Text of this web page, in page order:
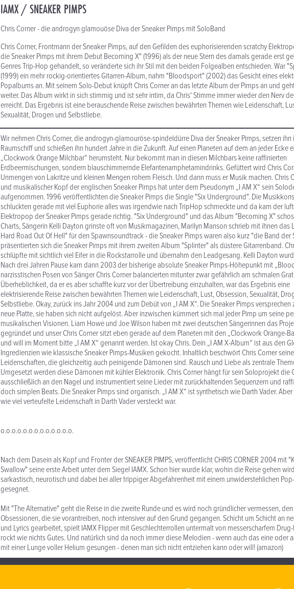
IAMX / SNEAKER PIMPS
Chris Corner - die androgyn glamouöse Diva der Sneaker Pimps mit SoloBand
Chris Corner, Frontmann der Sneaker Pimps, auf den Gefilden des euphorisierenden scratchy
die Sneaker Pimps mit ihrem Debut Becoming X" (1996) als der neue Stern des damals gerade erst
Genres Trip-Hop gehandelt, so veränderte sich ihr Stil mit den beiden Folgealben entschieden. War
(1999) ein mehr rockig-orientiertes Gitarren-Album, nahm "Bloodsport" (2002) das Gesicht eines
Popalbums an. Mit seinem Solo-Debut knüpft Chris Corner an das letzte Album der Pimps an und
weiter. Das Album wirkt in sich stimmig und ist sehr intim, da Chris' Stimme immer wieder den Nerv
erreicht. Das Ergebnis ist eine berauschende Reise zwischen bewährten Themen wie Leidenschaft,
Sexualität, Drogen und Selbstliebe.
Wir nehmen Chris Corner, die androgyn-glamouröse-spindeldürre Diva der Sneaker Pimps, setzen ihn
Raumschiff und schießen ihn hundert Jahre in die Zukunft. Auf einen Planeten auf dem an jeder Ecke
„Clockwork Orange Milchbar“ herumsteht. Nur bekommt man in diesen Milchbars keine raffinierten
Erdbeermischungen, sondern blauschimmernde Elefantenamphetamindrinks. Gefüttert wird Chris
Unmengen von Lakritze und kleinen Mengen rohem Fleisch. Und dann muss er Musik machen. Chris
und musikalischer Kopf der englischen Sneaker Pimps hat unter dem Pseudonym „I AM X“ sein
aufgenommen. 1996 veröffentlichten die Sneaker Pimps die Single "Six Underground". Die
schluckten gerade mit viel Euphorie alles was irgendwie nach TripHop schmeckte und da kam der
Elektropop der Sneaker Pimps gerade richtig. "Six Underground" und das Album "Becoming X"
Charts, Sängerin Kelli Dayton grinste oft von Musikmagazinen, Marilyn Manson schrieb mit ihnen das
Hard Road Out Of Hell" für den Spawnsoundtrack - die Sneaker Pimps waren also kurz "die Band der
präsentierten sich die Sneaker Pimps mit ihrem zweiten Album "Splinter" als düstere Gitarrenband.
schlüpfte mit sichtlich viel Eifer in die Rockstarrolle und übernahm den Leadgesang. Kelli Dayton
Nach drei Jahren Pause kam dann 2003 der bisherige absolute Sneaker Pimps-Höhepunkt mit
narzisstischen Posen von Sänger Chris Corner balancierten mitunter zwar gefährlich am schmalen
Überheblichkeit, da er es aber schaffte kurz vor der Übertreibung einzuhalten, war das Ergebnis eine
elektrisierende Reise zwischen bewährten Themen wie Leidenschaft, Lust, Obsession, Sexualität,
Selbstliebe. Okay, zurück ins Jahr 2004 und zum Debüt von „I AM X“. Die Sneaker Pimps versprechen
neue Platte, sie haben sich nicht aufgelöst. Aber inzwischen kümmert sich mal jeder Pimp um seine
musikalischen Visionen. Liam Howe und Joe Wilson haben mit zwei deutschen Sängerinnen das
gegründet und unser Chris Corner sitzt eben gerade auf dem Planeten mit den „Clockwork Orange-
und will im Moment bitte „I AM X“ genannt werden. Ist okay Chris. Dein „I AM X-Album“ ist aus den
Ingredienzien wie klassische Sneaker Pimps-Musiken gekocht. Inhaltlich beschwört Chris Corner
Leidenschaften, die gleichzeitig auch peinigende Dämonen sind. Rausch und Liebe als zentrale
Umgesetzt werden diese Dämonen mit kühler Elektronik. Chris Corner hängt für sein Soloprojekt die
ausschließlich an den Nagel und instrumentiert seine Lieder mit zurückhaltenden Sequenzern und
doch simplen Beats. Die Sneaker Pimps sind organisch. „I AM X“ ist synthetisch wie Darth Vader.
wie viel verteufelte Leidenschaft in Darth Vader versteckt war.
o.o.o.o.o.o.o.o.o.o.o.o.o.
Nach dem Dasein als Kopf und Fronter der SNEAKER PIMPS, veröffentlicht CHRIS CORNER 2004 mit
Swallow" seine erste Arbeit unter dem Siegel IAMX. Schon hier wurde klar, wohin die Reise gehen
sarkastisch, neurotisch und dabei bei aller trippiger Abgefahrenheit mit einem unwiderstehlichen
gesegnet.
Mit "The Alternative" geht die Reise in die zweite Runde und es wird noch gründlicher vermessen, den
Obsessionen, die sie vorantreiben, noch intensiver auf den Grund gegangen. Schicht um Schicht an
und Lyrics gearbeitet, spielt IAMX Flipper mit Geschlechterrollen untermalt von messerscharfem
rockt wie nichts Gutes. Und natürlich sind da noch immer diese Melodien - wenn auch das eine oder
mit einer Lunge voller Helium gesungen - denen man sich nicht entziehen kann oder will! (amazon)